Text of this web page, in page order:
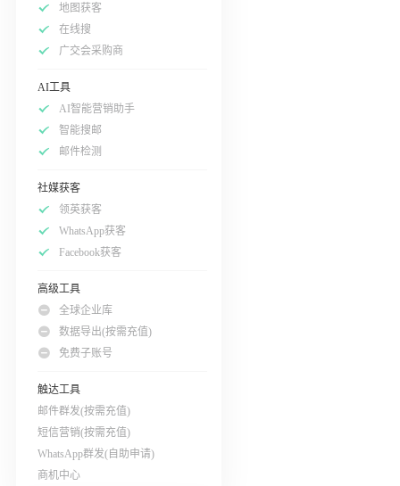
地图获客
在线搜
广交会采购商
AI工具
AI智能营销助手
智能搜邮
邮件检测
社媒获客
领英获客
WhatsApp获客
Facebook获客
高级工具
全球企业库
数据导出(按需充值)
免费子账号
触达工具
邮件群发(按需充值)
短信营销(按需充值)
WhatsApp群发(自助申请)
商机中心